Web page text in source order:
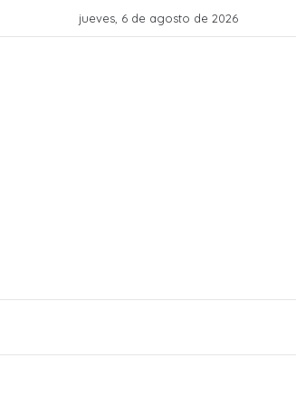
jueves, 6 de agosto de 2026